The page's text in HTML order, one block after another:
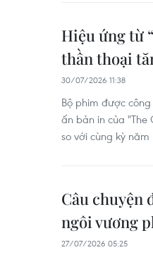
Hiệu ứng từ
thần thoại
30/07/2026 11:38
Bộ phim được
ấn bản in của "The
so với cùng kỳ năm
Câu chuyện
ngôi vương
27/07/2026 05:25